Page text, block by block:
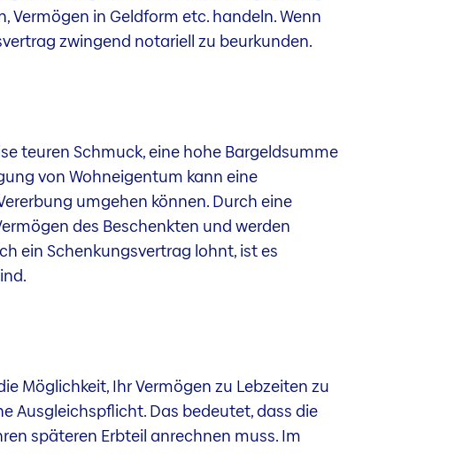
in Geldform etc. handeln. Wenn
zwingend notariell zu beurkunden.
teuren Schmuck, eine hohe Bargeldsumme
von Wohneigentum kann eine
umgehen können. Durch eine
des Beschenkten und werden
ein Schenkungsvertrag lohnt, ist es
Möglichkeit, Ihr Vermögen zu Lebzeiten zu
Ausgleichspflicht. Das bedeutet, dass die
späteren Erbteil anrechnen muss. Im